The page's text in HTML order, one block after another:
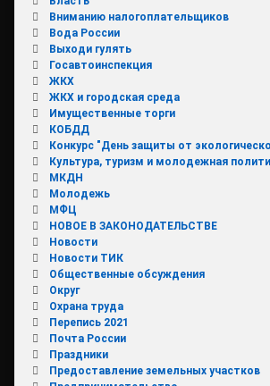
Вниманию налогоплательщиков
Вода России
Выходи гулять
Госавтоинспекция
ЖКХ
ЖКХ и городская среда
Имущественные торги
КОБДД
Конкурс "День защиты от
Культура, туризм и молодежная
МКДН
Молодежь
МФЦ
НОВОЕ В ЗАКОНОДАТЕЛЬСТВЕ
Новости
Новости ТИК
Общественные обсуждения
Округ
Охрана труда
Перепись 2021
Почта России
Праздники
Предоставление земельных участков